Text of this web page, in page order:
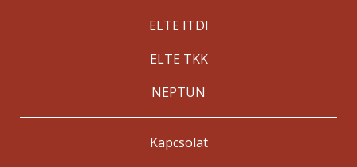
ELTE ITDI
ELTE TKK
NEPTUN
Kapcsolat